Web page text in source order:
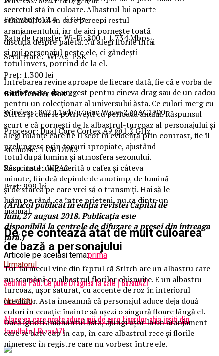
Frecvenţa: 2.4 – 5 GHz
Rata de transfer Wi-Fi: 800 + 1.734 Mbps
Securitate: WPA2-PSK
Preţ: 1.300 lei
Bitdefender Box 2
Wireless: 802.11a/b/g/n/ac Wave-2 @AC1900
Procesor: Dual Core Cortex A9 @1.2 GHz
Memorie: 1 GB DDR3
Securitate: WPA2
Preţ: 999 lei
(Articol publicat în ediţia revistei Capital de
luni, 27 august 2018. Publicaţia este
disponibilă la centrele de difuzare a presei din întreaga
ţară.)
Articole pe aceiasi tema:prima
Urmatorul
Ședință PSD. Ce pune Dragnea la cale | BuzauAZI
Nu ratati
Afacerea care poate aduce mii de euro tinerilor abia ieșiți din
facultate | BuzauAZI
secretul stă în culoare. Albastrul lui aparte
schimbă felul în care percepi restul
aranjamentului, iar de aici pornește toată
discuția despre paletă. Nu alegi florile întâi
și pui personajul peste ele, ci gândești
totul invers, pornind de la el.
Întrebarea revine aproape de fiecare dată, fie că e vorba de
o aniversare, de un gest pentru cineva drag sau de un cadou
pentru un colecționar al universului ăsta. Ce culori merg cu
Stitch și cum le potrivești cu perioada anului. Răspunsul
scurt e că pornești de la albastrul-turcoaz al personajului și
alegi nuanțe care fie îl scot în evidență prin contrast, fie îl
prelungesc prin tonuri apropiate, ajustând
totul după lumina și atmosfera sezonului.
Răspunsul lung merită o cafea și câteva
minute, fiindcă depinde de anotimp, de lumină
și de starea pe care vrei să o transmiți. Hai să le
luăm pe rând, ca între prieteni, nu ca dintr-un
manual.
De ce contează atât de mult culoarea
de bază a personajului
Tot farmecul vine din faptul că Stitch are un albastru care
nu seamănă cu albastrul florilor obișnuite. E un albastru-
turcoaz, ușor saturat, cu accente de roz în interiorul
urechilor. Asta înseamnă că personajul aduce deja două
culori în ecuație înainte să așezi o singură floare lângă el.
Dacă ignori amănuntul ăsta, ajungi ușor la un aranjament
care se bate cap în cap, în care albastrul rece și florile
nimeresc în registre care nu vorbesc între ele.